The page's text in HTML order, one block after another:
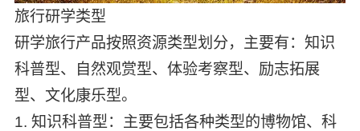
旅行研学类型
研学旅行产品按照资源类型划分，主要有：知识
科普型、自然观赏型、体验考察型、励志拓展
型、文化康乐型。
1. 知识科普型：主要包括各种类型的博物馆、科